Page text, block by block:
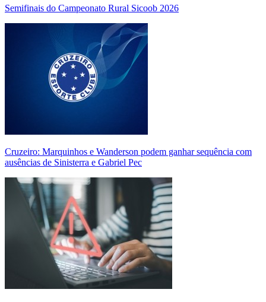
Semifinais do Campeonato Rural Sicoob 2026
Cruzeiro: Marquinhos e Wanderson podem ganhar sequência com
ausências de Sinisterra e Gabriel Pec